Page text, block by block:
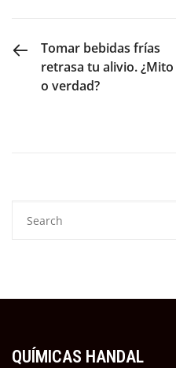
PREVIOUS POST
Tomar bebidas frías
retrasa tu alivio. ¿Mito
o verdad?
QUÍMICAS HANDAL